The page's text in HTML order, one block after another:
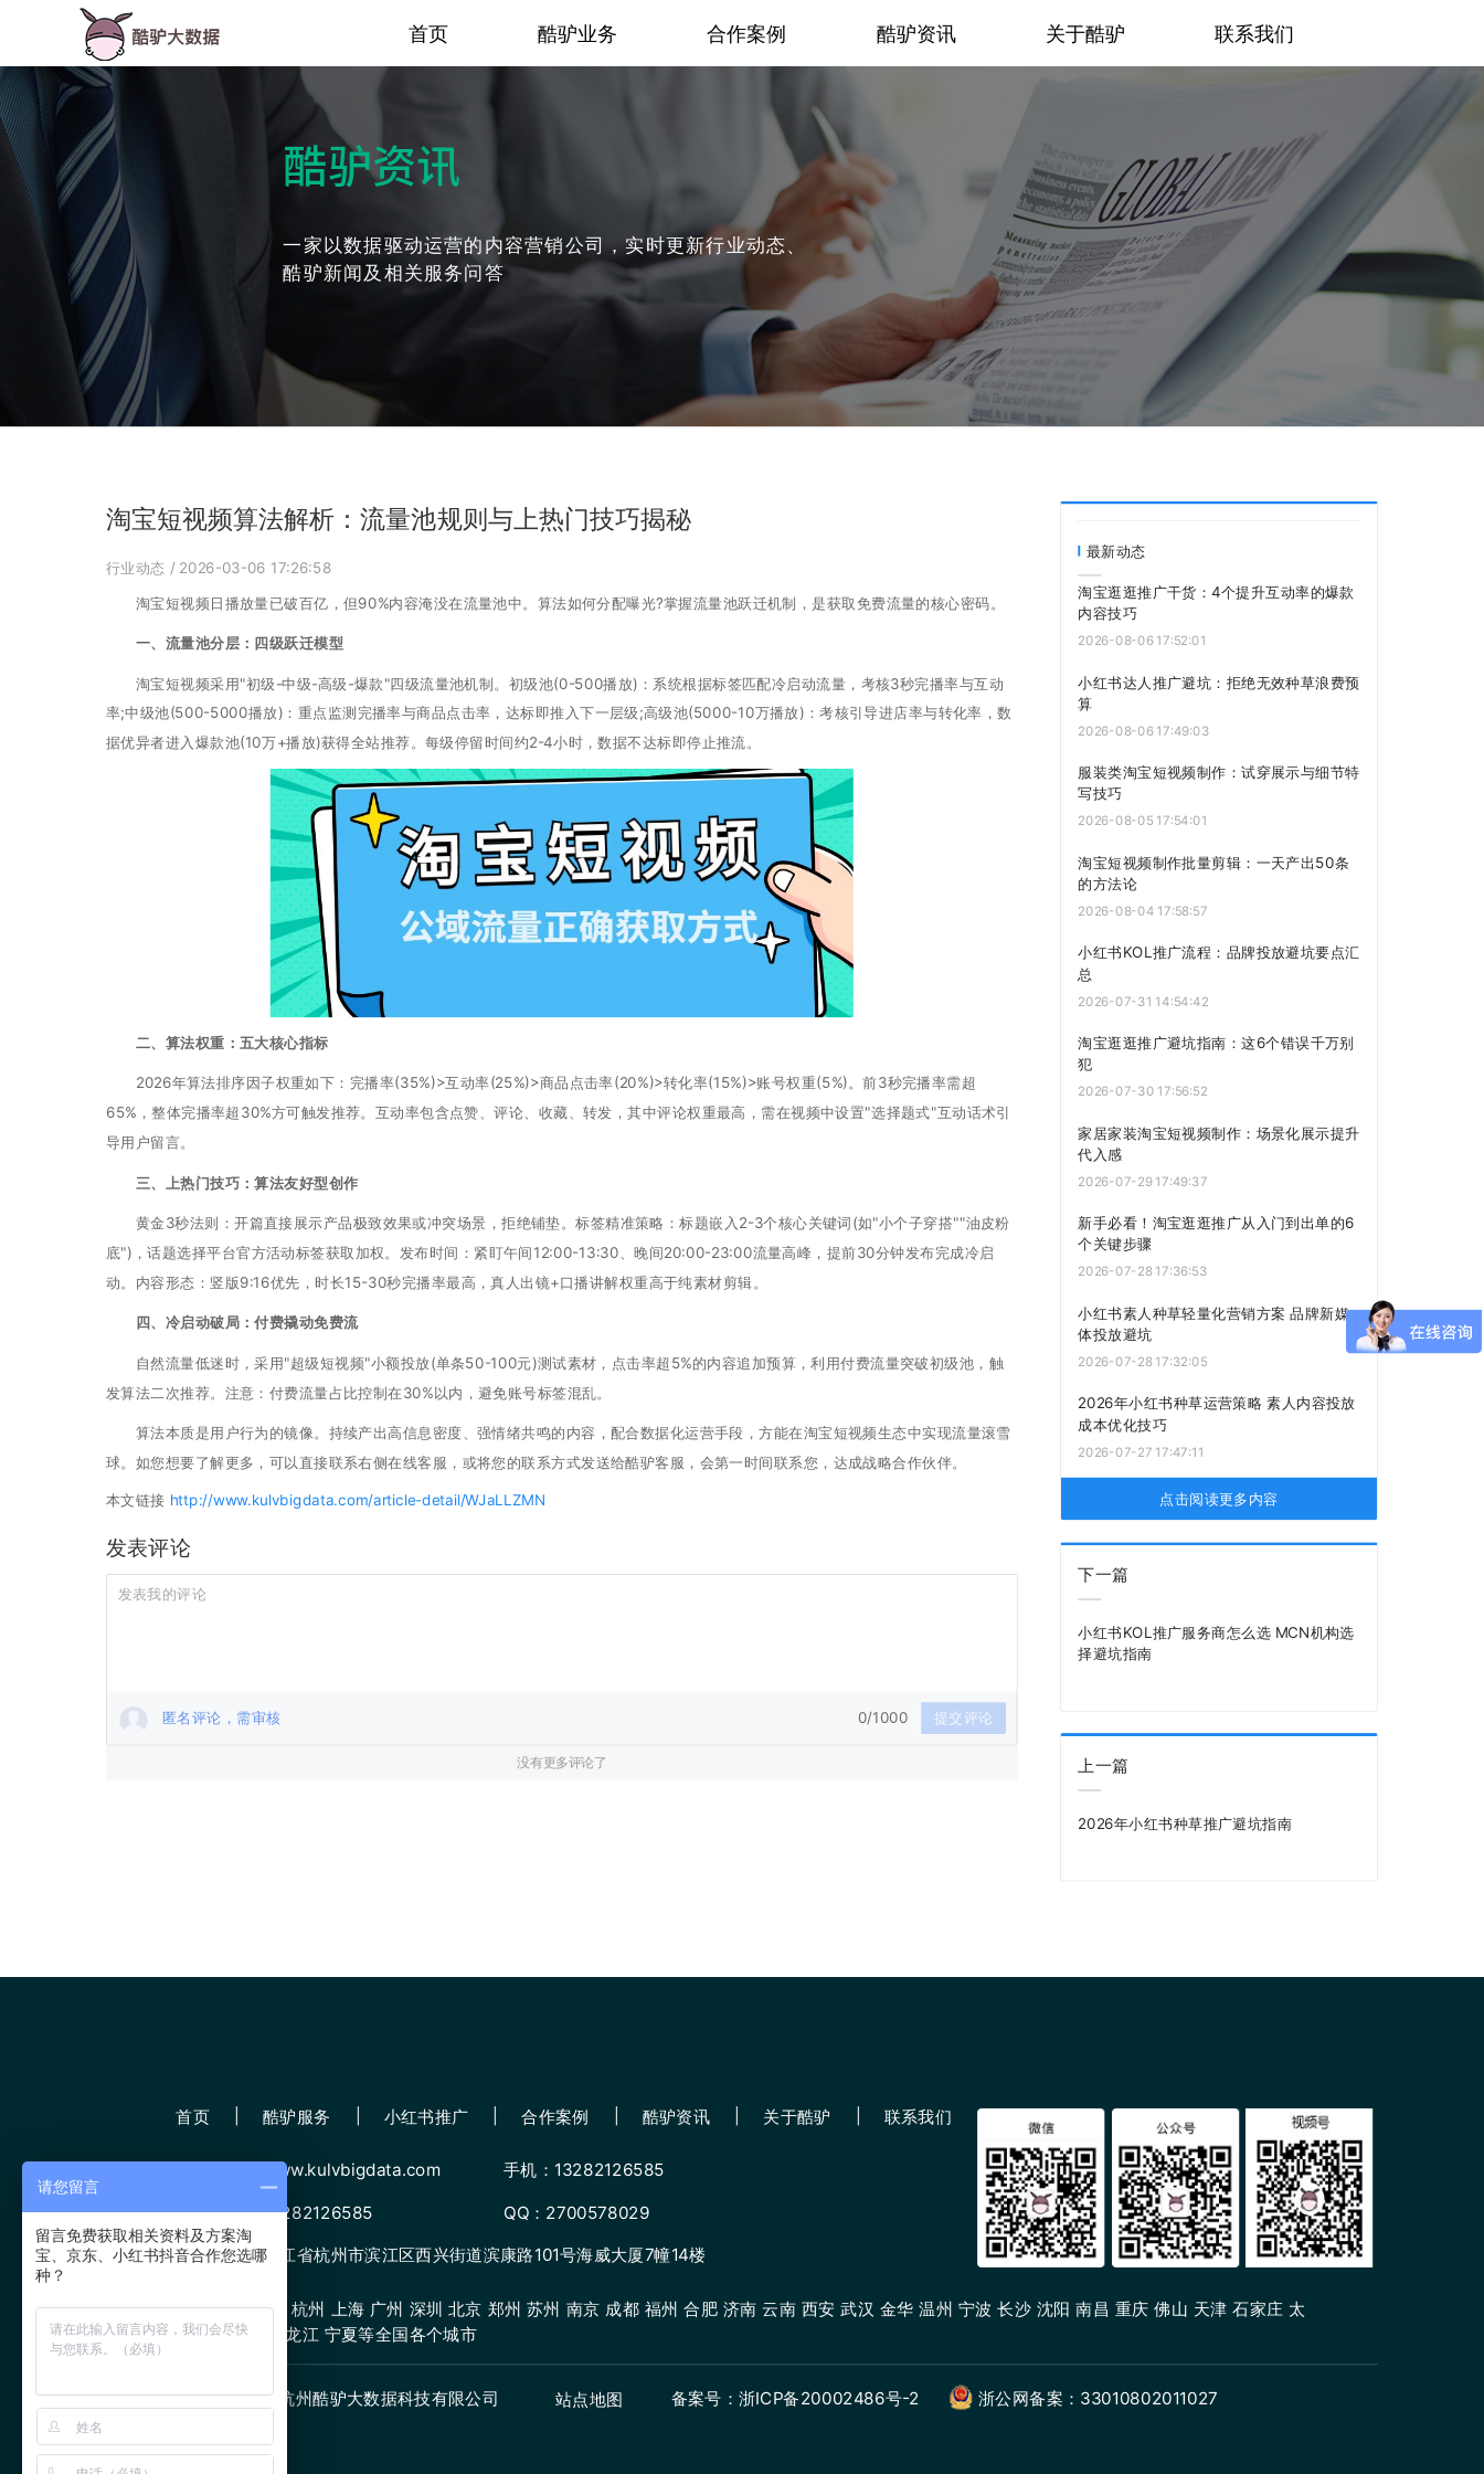
首页 酷驴业务 合作案例 酷驴资讯 关于酷驴 联系我们
酷驴资讯
一家以数据驱动运营的内容营销公司，实时更新行业动态、
酷驴新闻及相关服务问答
淘宝短视频算法解析：流量池规则与上热门技巧揭秘
行业动态 / 2026-03-06 17:26:58
淘宝短视频日播放量已破百亿，但90%内容淹没在流量池中。算法如何分配曝光?掌握流量池跃迁机制，是获取免费流量的核心密码。
一、流量池分层：四级跃迁模型
淘宝短视频采用"初级-中级-高级-爆款"四级流量池机制。初级池(0-500播放)：系统根据标签匹配冷启动流量，考核3秒完播率与互动
率;中级池(500-5000播放)：重点监测完播率与商品点击率，达标即推入下一层级;高级池(5000-10万播放)：考核引导进店率与转化率，数
据优异者进入爆款池(10万+播放)获得全站推荐。每级停留时间约2-4小时，数据不达标即停止推流。
二、算法权重：五大核心指标
2026年算法排序因子权重如下：完播率(35%)>互动率(25%)>商品点击率(20%)>转化率(15%)>账号权重(5%)。前3秒完播率需超
65%，整体完播率超30%方可触发推荐。互动率包含点赞、评论、收藏、转发，其中评论权重最高，需在视频中设置"选择题式"互动话术引
导用户留言。
三、上热门技巧：算法友好型创作
黄金3秒法则：开篇直接展示产品极致效果或冲突场景，拒绝铺垫。标签精准策略：标题嵌入2-3个核心关键词(如"小个子穿搭""油皮粉
底")，话题选择平台官方活动标签获取加权。发布时间：紧盯午间12:00-13:30、晚间20:00-23:00流量高峰，提前30分钟发布完成冷启
动。内容形态：竖版9:16优先，时长15-30秒完播率最高，真人出镜+口播讲解权重高于纯素材剪辑。
四、冷启动破局：付费撬动免费流
自然流量低迷时，采用"超级短视频"小额投放(单条50-100元)测试素材，点击率超5%的内容追加预算，利用付费流量突破初级池，触
发算法二次推荐。注意：付费流量占比控制在30%以内，避免账号标签混乱。
算法本质是用户行为的镜像。持续产出高信息密度、强情绪共鸣的内容，配合数据化运营手段，方能在淘宝短视频生态中实现流量滚雪
球。如您想要了解更多，可以直接联系右侧在线客服，或将您的联系方式发送给酷驴客服，会第一时间联系您，达成战略合作伙伴。
本文链接 http://www.kulvbigdata.com/article-detail/WJaLLZMN
发表评论
匿名评论，需审核 0/1000 提交评论
没有更多评论了
最新动态
淘宝逛逛推广干货：4个提升互动率的爆款
内容技巧
2026-08-06 17:52:01
小红书达人推广避坑：拒绝无效种草浪费预
算
2026-08-06 17:49:03
服装类淘宝短视频制作：试穿展示与细节特
写技巧
2026-08-05 17:54:01
淘宝短视频制作批量剪辑：一天产出50条
的方法论
2026-08-04 17:58:57
小红书KOL推广流程：品牌投放避坑要点汇
总
2026-07-31 14:54:42
淘宝逛逛推广避坑指南：这6个错误千万别
犯
2026-07-30 17:56:52
家居家装淘宝短视频制作：场景化展示提升
代入感
2026-07-29 17:49:37
新手必看！淘宝逛逛推广从入门到出单的6
个关键步骤
2026-07-28 17:36:53
小红书素人种草轻量化营销方案 品牌新媒
体投放避坑
2026-07-28 17:32:05
2026年小红书种草运营策略 素人内容投放
成本优化技巧
2026-07-27 17:47:11
点击阅读更多内容
下一篇
小红书KOL推广服务商怎么选 MCN机构选
择避坑指南
上一篇
2026年小红书种草推广避坑指南
网址：www.kulvbigdata.com
微信：13282126585
地址：浙江省杭州市滨江区西兴街道滨康路101号海威大厦7幢14楼
服务城市：杭州 上海 广州 深圳 北京 郑州 苏州 南京 成都 福州 合肥 济南 云南 西安 武汉 金华 温州 宁波 长沙 沈阳 南昌 重庆 佛山 天津 石家庄 太
原 甘肃 黑龙江 宁夏等全国各个城市
版权所有:杭州酷驴大数据科技有限公司
手机：13282126585
QQ：2700578029
站点地图
首页 酷驴服务 小红书推广 合作案例 酷驴资讯 关于酷驴 联系我们
备案号：浙ICP备20002486号-2 浙公网备案：33010802011027
请您留言
留言免费获取相关资料及方案淘
宝、京东、小红书抖音合作您选哪
种？